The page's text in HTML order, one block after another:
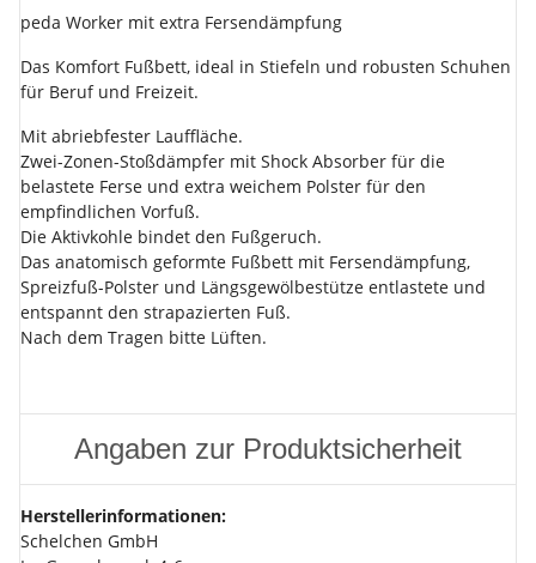
peda Worker mit extra Fersendämpfung
Das Komfort Fußbett, ideal in Stiefeln und robusten Schuhen
für Beruf und Freizeit.
Mit abriebfester Lauffläche.
Zwei-Zonen-Stoßdämpfer mit Shock Absorber für die
belastete Ferse und extra weichem Polster für den
empfindlichen Vorfuß.
Die Aktivkohle bindet den Fußgeruch.
Das anatomisch geformte Fußbett mit Fersendämpfung,
Spreizfuß-Polster und Längsgewölbestütze entlastete und
entspannt den strapazierten Fuß.
Nach dem Tragen bitte Lüften.
Angaben zur Produktsicherheit
Herstellerinformationen:
Schelchen GmbH